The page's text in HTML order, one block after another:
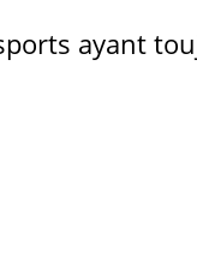
ayant